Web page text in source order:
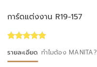
การ์ดแต่งงาน R19-157
out of 5
based on
รายละเอียด ทำไมต้อง MANITA?